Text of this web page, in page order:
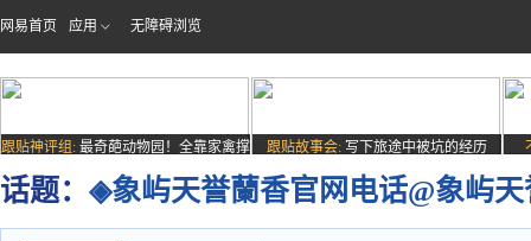
网易首页 应用 无障碍浏览
跟贴神评组: 最奇葩动物园！全靠家禽撑
场子
跟贴故事会: 写下旅途中被坑的经历
话题： ◈象屿天誉蘭香官网电话@象屿